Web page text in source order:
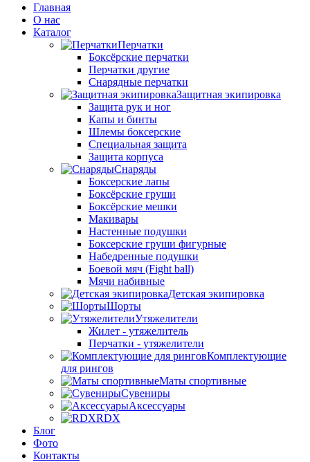
Главная
О нас
Каталог
Перчатки
Боксёрские перчатки
Перчатки другие
Снарядные перчатки
Защитная экипировка
Защита рук и ног
Капы и бинты
Шлемы боксерские
Специальная защита
Защита корпуса
Снаряды
Боксерские лапы
Боксёрские груши
Боксёрские мешки
Макивары
Настенные подушки
Боксерские груши фигурные
Набедренные подушки
Боевой мяч (Fight ball)
Мячи набивные
Детская экипировка
Шорты
Утяжелители
Жилет - утяжелитель
Перчатки - утяжелители
Комплектующие
для рингов
Маты спортивные
Сувениры
Аксессуары
RDX
Блог
Фото
Контакты